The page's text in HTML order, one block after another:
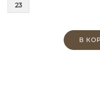
23
В